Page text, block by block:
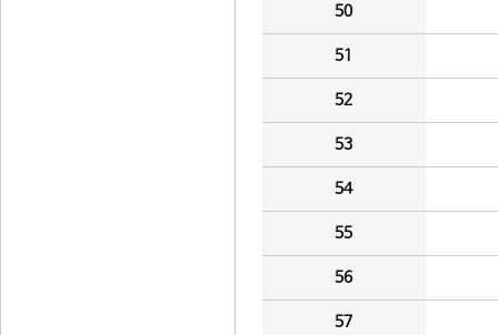
50
51
52
53
54
55
56
57